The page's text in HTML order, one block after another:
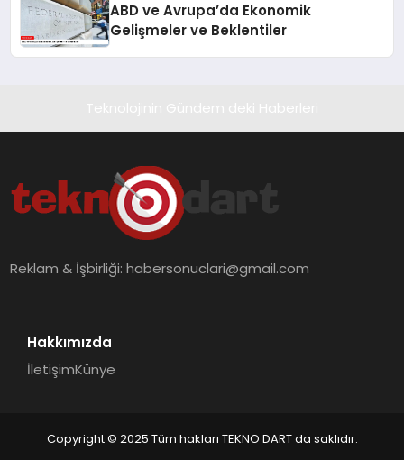
ABD ve Avrupa’da Ekonomik
Gelişmeler ve Beklentiler
Reklam & İşbirliği:habersonuclari@gmail.com
Hakkımızda
İletişimKünye
Copyright © 2025 Tüm hakları TEKNO DART da saklıdır.